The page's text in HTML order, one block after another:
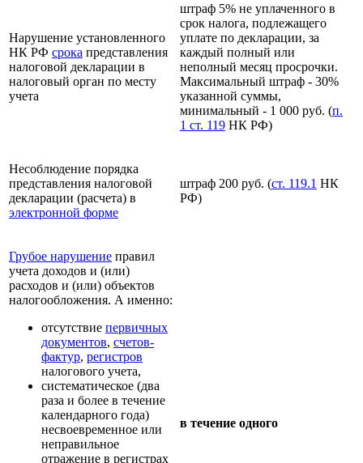
Нарушение установленного
НК РФ срока представления
налоговой декларации в
налоговый орган по месту
учета
штраф 5% не уплаченного в
срок налога, подлежащего
уплате по декларации, за
каждый полный или
неполный месяц просрочки.
Максимальный штраф - 30%
указанной суммы,
минимальный - 1 000 руб. (п.
1 ст. 119 НК РФ)
Несоблюдение порядка
представления налоговой
декларации (расчета) в
электронной форме
штраф 200 руб. (ст. 119.1 НК
РФ)
Грубое нарушение правил
учета доходов и (или)
расходов и (или) объектов
налогообложения. А именно:
отсутствие первичных
документов, счетов-
фактур, регистров
налогового учета,
систематическое (два
раза и более в течение
календарного года)
несвоевременное или
неправильное
отражение в регистрах
в течение одного